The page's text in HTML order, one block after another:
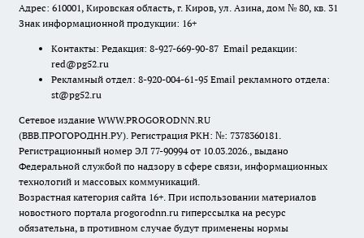
Адрес: 610001, Кировская область, г. Киров, ул. Азина, дом № 80, кв. 31
Знак информационной продукции: 16+
Контакты: Редакция: 8-927-669-90-87 Email редакции:
red@pg52.ru
Рекламный отдел: 8-920-004-61-95 Email рекламного отдела:
st@pg52.ru
Сетевое издание WWW.PROGORODNN.RU
(ВВВ.ПРОГОРОДНН.РУ). Регистрация РКН: №: 7378360181.
Регистрационный номер ЭЛ 77-90994 от 10.03.2026., выдано
Федеральной службой по надзору в сфере связи, информационных
технологий и массовых коммуникаций.
Возрастная категория сайта 16+. При использовании материалов
новостного портала progorodnn.ru гиперссылка на ресурс
обязательна, в противном случае будут применены нормы